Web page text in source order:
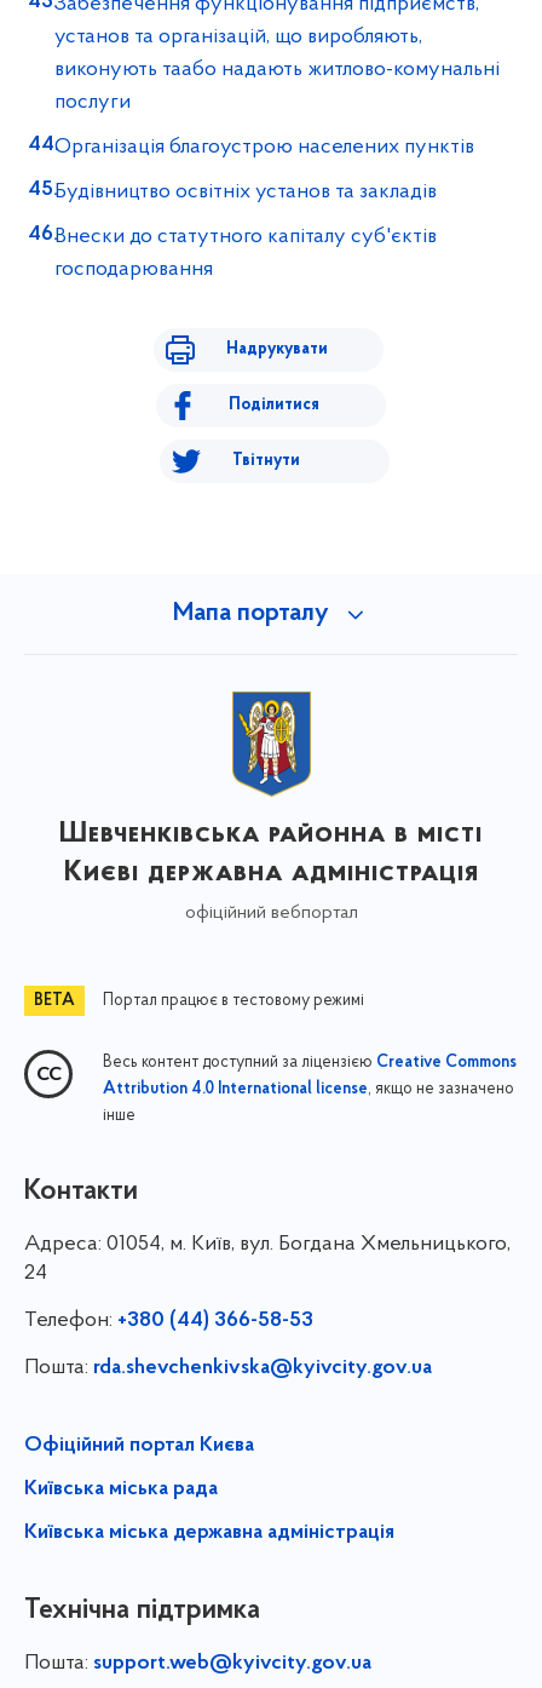
установ та організацій, що виробляють,
виконують таабо надають житлово-комунальні
послуги
Організація благоустрою населених пунктів
Будівництво освітніх установ та закладів
Внески до статутного капіталу суб'єктів
господарювання
Надрукувати
Поділитися
Твітнути
Мапа порталу
Шевченківська районна в місті
Києві державна адміністрація
офіційний вебпортал
Портал працює в тестовому режимі
Весь контент доступний за ліцензією Creative Commons
Attribution 4.0 International license, якщо не зазначено
інше
Контакти
Адреса: 01054, м. Київ, вул. Богдана Хмельницького,
24
Телефон: +380 (44) 366-58-53
Пошта: rda.shevchenkivska@kyivcity.gov.ua
Офіційний портал Києва
Київська міська рада
Київська міська державна адміністрація
Технічна підтримка
Пошта: support.web@kyivcity.gov.ua